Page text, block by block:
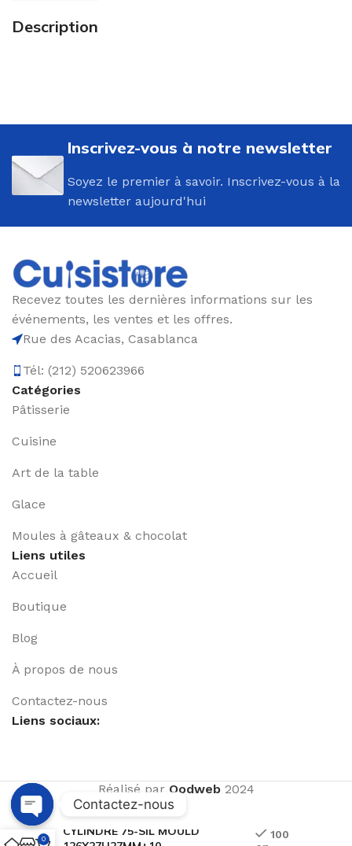
Description
Inscrivez-vous à notre newsletter
Soyez le premier à savoir. Inscrivez-vous à la
newsletter aujourd'hui
Recevez toutes les dernières informations sur les
événements, les ventes et les offres.
Rue des Acacias, Casablanca
Tél: (212) 520623966
Catégories
Pâtisserie
Cuisine
Art de la table
Glace
Moules à gâteaux & chocolat
Liens utiles
Accueil
Boutique
Blog
À propos de nous
Contactez-nous
Liens sociaux:
Réalisé par Qodweb2024
CYLINDRE 75-SIL MOULD
100
0
Contactez-nous
Open